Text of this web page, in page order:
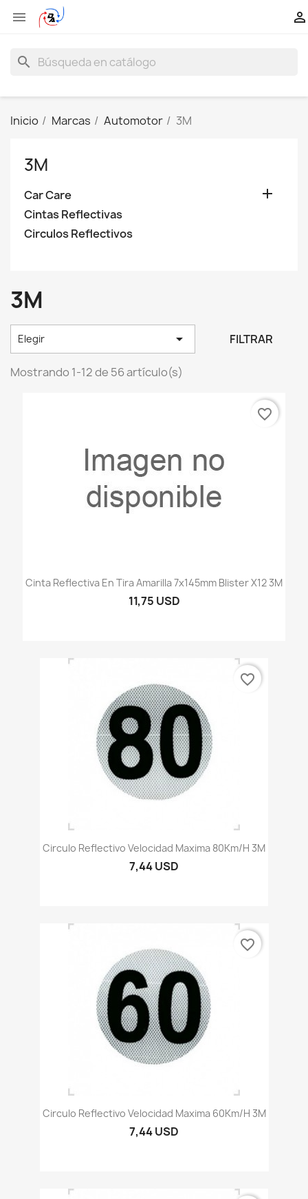
 
search
Inicio Marcas Automotor 3M
3M
Car Care 
Cintas Reflectivas
Circulos Reflectivos
3M
Elegir  FILTRAR
Mostrando 1-12 de 56 artículo(s)
Cinta Reflectiva En Tira Amarilla 7x145mm Blister X12 3M
11,75 USD
favorite_border
Circulo Reflectivo Velocidad Maxima 80Km/h 3M
7,44 USD
favorite_border
Circulo Reflectivo Velocidad Maxima 60Km/h 3M
7,44 USD
favorite_border